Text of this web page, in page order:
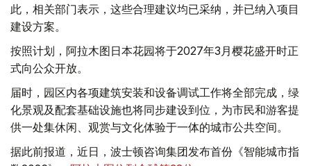
此，相关部门表示，这些合理建议均已采纳，并已纳入项目
建设方案。
按照计划，阿拉木图日本花园将于2027年3月樱花盛开时正
式向公众开放。
届时，园区内各项建筑安装和设备调试工作将全部完成，绿
化景观及配套基础设施也将同步建设到位，为市民和游客提
供一处集休闲、观赏与文化体验于一体的城市公共空间。
据此前报道，近日，波士顿咨询集团发布首份《智能城市指